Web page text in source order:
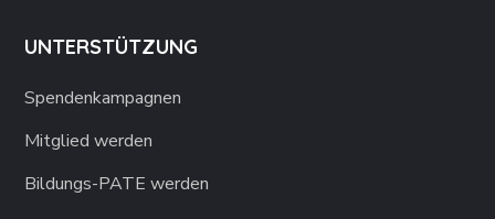
UNTERSTÜTZUNG
Spendenkampagnen
Mitglied werden
Bildungs-PATE werden